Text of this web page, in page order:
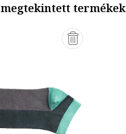
termékek